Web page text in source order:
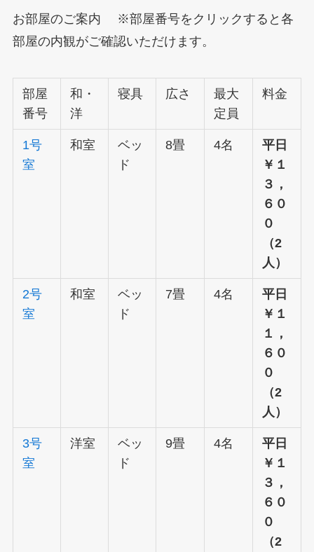
お部屋のご案内 ※部屋番号をクリックすると各
部屋の内観がご確認いただけます。
部屋
番号
和・
洋
寝具 広さ
最大
定員
料金
1号
室
和室
ベッ
ド
8畳 4名
平日
￥１
３ ，
６０
０
（2
人）
2号
室
和室
ベッ
ド
7畳 4名
平日
￥１
１，
６０
０
（2
人）
3号
室
洋室
ベッ
ド
9畳 4名
平日
￥１
３，
６０
０
（2